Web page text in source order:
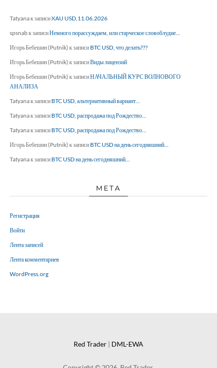
Tatyanaк записиXAU USD,11.06.2026
spsnabк записиНемного порассуждаем, или старческое словоблудие…
Игорь Бебешин (Putnik) к записи BTC USD, что делать???
Игорь Бебешин (Putnik) к записиВиды лицензий
Игорь Бебешин (Putnik) к записиНАЧАЛЬНЫЙ КУРС ВОЛНОВОГО
АНАЛИЗА
Tatyanaк записи BTC USD, альтернативный вариант…
Tatyanaк записи BTC USD, распродажа под Рождество…
Tatyanaк записи BTC USD, распродажа под Рождество…
Игорь Бебешин (Putnik) к записи BTC USD на день сегодняшний…
Tatyanaк записи BTC USD на день сегодняшний…
МЕТА
Регистрация
Войти
Лента записей
Лента комментариев
WordPress.org
Red Trader | DML-EWA